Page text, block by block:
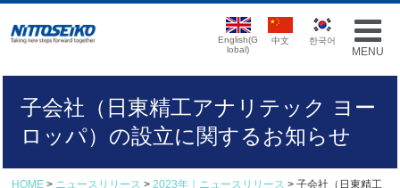
MENU
English(G
lobal)
中文 한국어
子会社（日東精工アナリテック ヨー
ロッパ）の設立に関するお知らせ
HOME > ニュースリリース > 2023年｜ニュースリリース > 子会社（日東精工